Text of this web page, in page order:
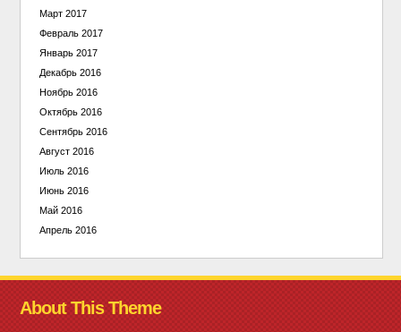
Март 2017
Февраль 2017
Январь 2017
Декабрь 2016
Ноябрь 2016
Октябрь 2016
Сентябрь 2016
Август 2016
Июль 2016
Июнь 2016
Май 2016
Апрель 2016
About This Theme